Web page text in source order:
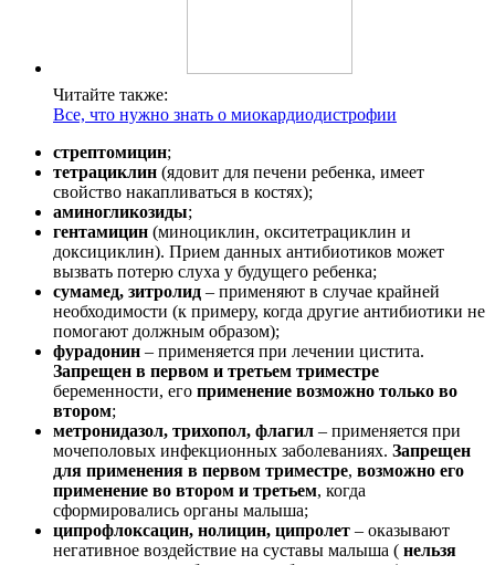
Читайте также:
Все, что нужно знать о миокардиодистрофии
стрептомицин;
тетрациклин (ядовит для печени ребенка, имеет
свойство накапливаться в костях);
аминогликозиды;
гентамицин (миноциклин, окситетрациклин и
доксициклин). Прием данных антибиотиков может
вызвать потерю слуха у будущего ребенка;
сумамед, зитролид – применяют в случае крайней
необходимости (к примеру, когда другие антибиотики не
помогают должным образом);
фурадонин – применяется при лечении цистита.
Запрещен в первом и третьем триместре
беременности, его применение возможно только во
втором;
метронидазол, трихопол, флагил – применяется при
мочеполовых инфекционных заболеваниях. Запрещен
для применения в первом триместре, возможно его
применение во втором и третьем, когда
сформировались органы малыша;
ципрофлоксацин, нолицин, ципролет – оказывают
негативное воздействие на суставы малыша ( нельзя